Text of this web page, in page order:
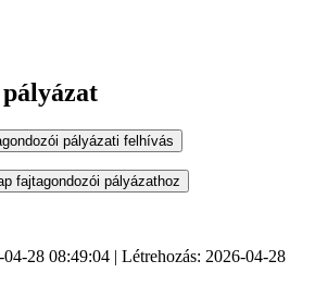
28 08:49:04 | Létrehozás: 2026-04-28